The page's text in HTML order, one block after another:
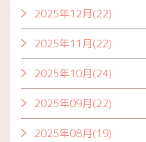
2025年12月(22)
2025年11月(22)
2025年10月(24)
2025年09月(22)
2025年08月(19)